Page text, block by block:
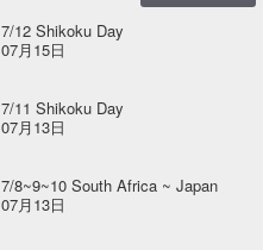
7/12 Shikoku Day
07月15日
7/11 Shikoku Day
07月13日
7/8~9~10 South Africa ~ Japan
07月13日